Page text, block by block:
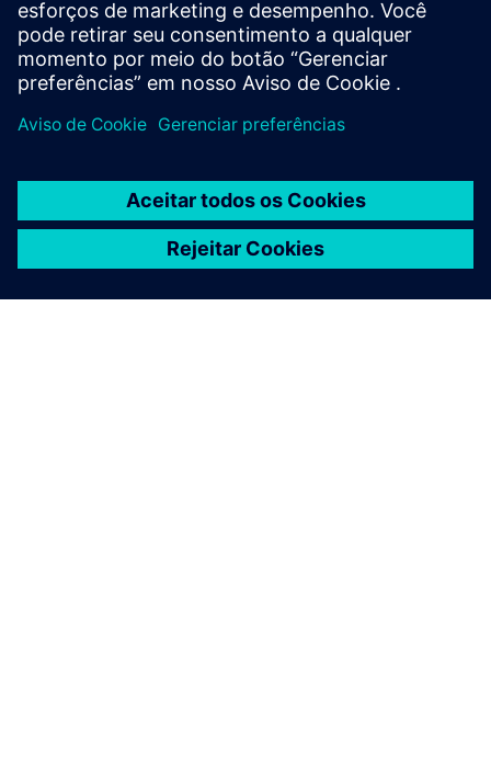
chamadores do exterior, por favor, usem o número
internacional.